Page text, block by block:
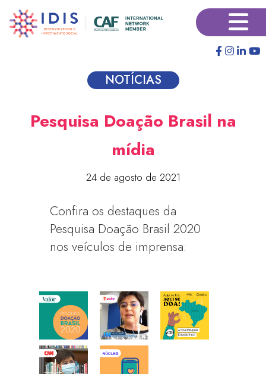
para
×
NOTÍCIAS
Pesquisa Doação Brasil na
mídia
24 de agosto de 2021
Confira os destaques da
Pesquisa Doação Brasil 2020
nos veículos de imprensa: